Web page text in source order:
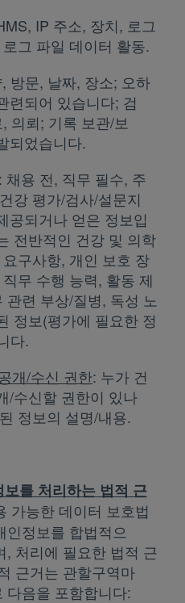
IP 주소, 장치, 로그
그 파일 데이터 활동.
방문, 날짜, 장소; 오하
련되어 있습니다; 검
의뢰; 기록 보관/보
되었습니다.
: 채용 전, 직무 필수, 주
강 평가/검사/설문지
공되거나 얻은 정보입
전반적인 건강 및 의학
구사항, 개인 보호 장
무 수행 능력, 활동 제
관련 부상/질병, 독성 노
정보(평가에 필요한 정
다.
개/수신 권한: 누가 건
/수신할 권한이 있나
정보의 설명/내용.
를 처리하는 법적 근
가능한 데이터 보호법
정보를 합법적으
, 처리에 필요한 법적 근
근거는 관할구역마
다음을 포함합니다: